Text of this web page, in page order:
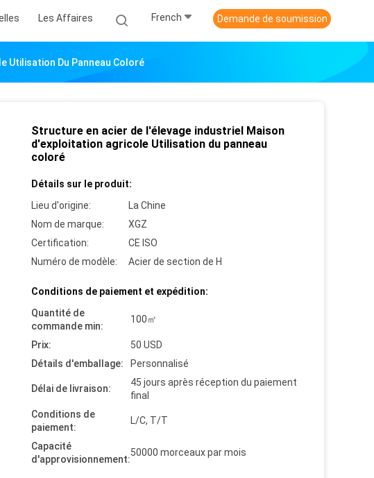
Les Affaires French Demande de soumission
Utilisation Du Panneau Coloré
Structure en acier de l'élevage industriel Maison
d'exploitation agricole Utilisation du panneau
coloré
Détails sur le produit:
Lieu d'origine:
La Chine
Nom de marque:
XGZ
Certification:
CE ISO
Numéro de modèle:
Acier de section de H
Conditions de paiement et expédition:
Quantité de
commande min:
100㎡
Prix:
50 USD
Détails d'emballage:
Personnalisé
Délai de livraison:
45 jours après réception du paiement
final
Conditions de
paiement:
L/C, T/T
Capacité
d'approvisionnement:
50000 morceaux par mois